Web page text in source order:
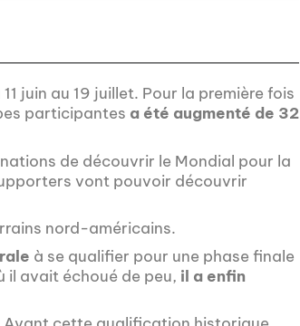
juin au 19 juillet. Pour la première fois
participantes a été augmenté de 32
de découvrir le Mondial pour la
vont pouvoir découvrir
nord-américains.
à se qualifier pour une phase finale
il avait échoué de peu, il a enfin